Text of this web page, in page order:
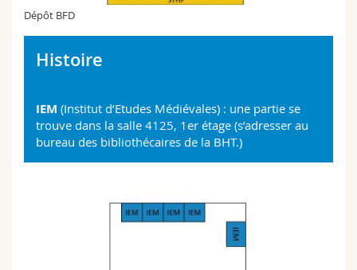
Dépôt BFD
Histoire
IEM (Institut d’Etudes Médiévales) : une partie se
trouve dans la salle 4125, 1er étage (s’adresser au
bureau des bibliothécaires de la BHT.)